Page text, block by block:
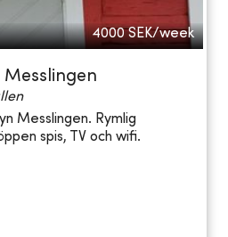
4000 SEK/week
Messlingen. Rymlig
spis, TV och wifi.